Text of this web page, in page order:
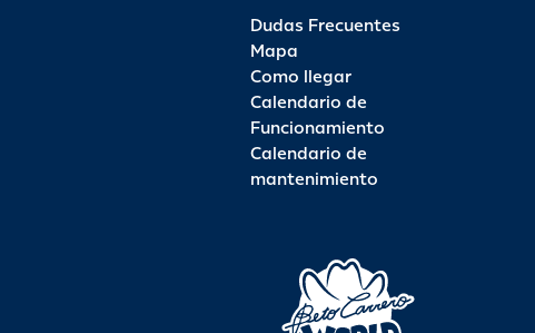
Dudas Frecuentes
Mapa
Como llegar
Calendario de
Funcionamiento
Calendario de
mantenimiento